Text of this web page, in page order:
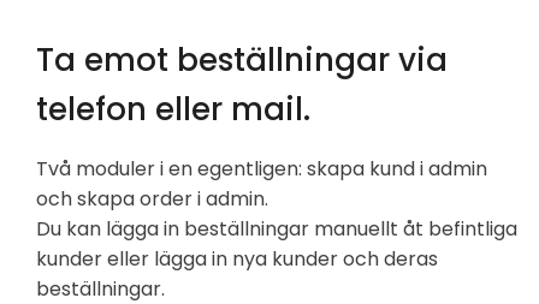
Ta emot beställningar via
telefon eller mail.
Två moduler i en egentligen: skapa kund i admin
och skapa order i admin.
Du kan lägga in beställningar manuellt åt befintliga
kunder eller lägga in nya kunder och deras
beställningar.